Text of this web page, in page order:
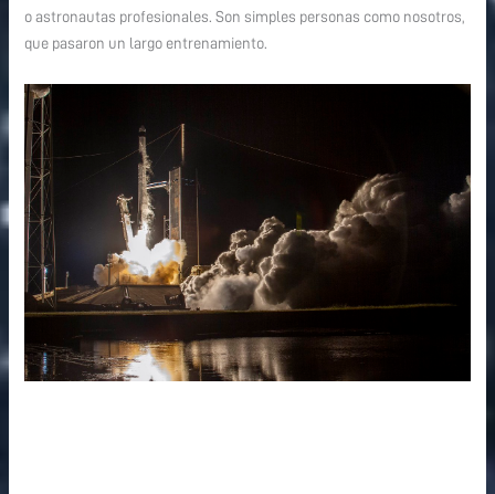
o astronautas profesionales. Son simples personas como nosotros,
que pasaron un largo entrenamiento.